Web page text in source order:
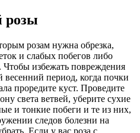
розы
розам нужна обрезка,
и слабых побегов либо
избежать повреждения
весенний период, когда почки
проредите куст. Проведите
света ветвей, уберите сухие
и тонкие побеги и те из них,
следов болезни на
Если у вас роза с